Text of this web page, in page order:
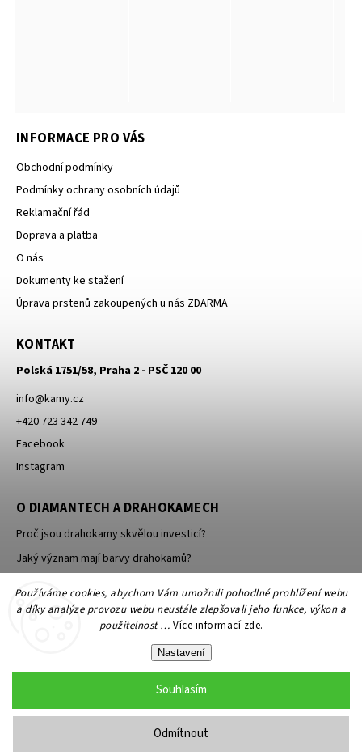
Používáme cookies, abychom Vám umožnili pohodlné prohlížení webu
a díky analýze provozu webu neustále zlepšovali jeho funkce, výkon a
použitelnost … Více informací zde.
Nastavení
Odmítnout
Souhlasím
INFORMACE PRO VÁS
Obchodní podmínky
Podmínky ochrany osobních údajů
Reklamační řád
Doprava a platba
O nás
Dokumenty ke stažení
Úprava prstenů zakoupených u nás ZDARMA
KONTAKT
Polská 1751/58, Praha 2 - PSČ 120 00
info@kamy.cz
+420 723 342 749
Facebook
Instagram
O DIAMANTECH A DRAHOKAMECH
Proč jsou drahokamy skvělou investicí?
Jaký význam mají barvy drahokamů?
práva vyhrazena.
Grafický návrh vytvořil a nakódoval